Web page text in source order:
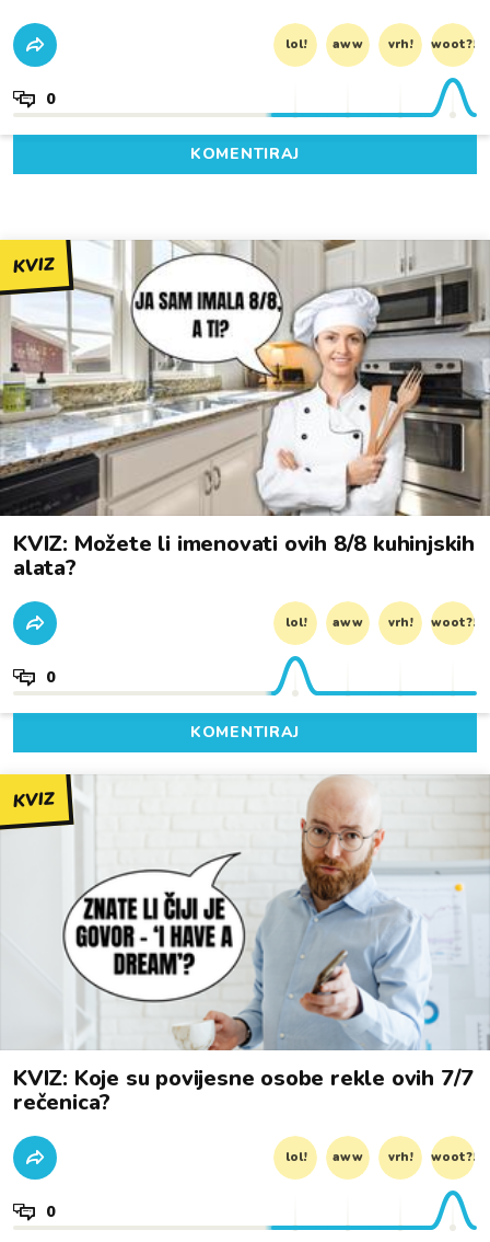
lol! aww vrh! woot?!
0
KOMENTIRAJ
KVIZ
KVIZ: Možete li imenovati ovih 8/8 kuhinjskih
alata?
lol! aww vrh! woot?!
0
KOMENTIRAJ
KVIZ
KVIZ: Koje su povijesne osobe rekle ovih 7/7
rečenica?
lol! aww vrh! woot?!
0